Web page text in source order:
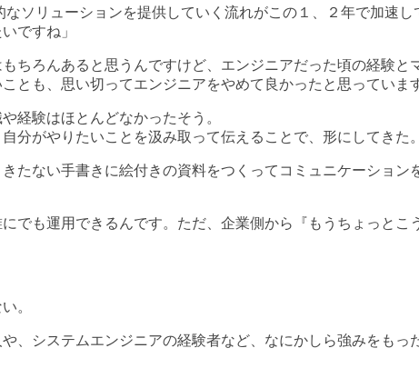
なソリューションを提供していく流れがこの１、２年で加速
ですね」
もちろんあると思うんですけど、エンジニアだった頃の経験
とも、思い切ってエンジニアをやめて良かったと思っていま
経験はほとんどなかったそう。
分がやりたいことを汲み取って伝えることで、形にしてきた。
きたない手書きに絵付きの資料をつくってコミュニケーショ
にでも運用できるんです。ただ、企業側から『もうちょっと
。
、システムエンジニアの経験者など、なにかしら強みをも